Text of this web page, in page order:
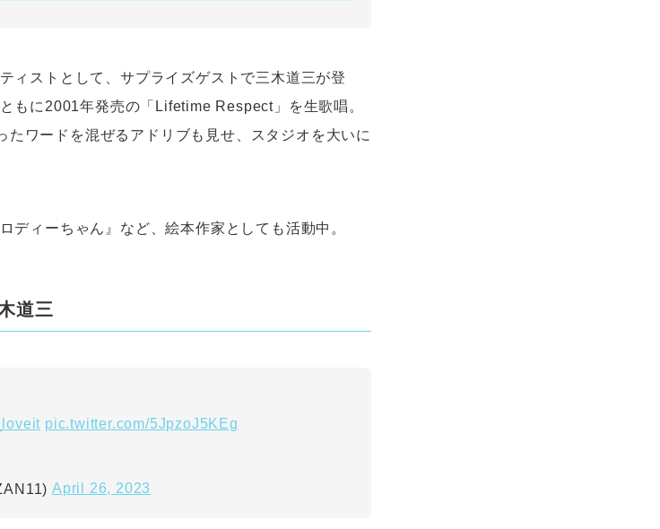
ィストとして、サプライズゲストで三木道三が登
もに2001年発売の「Lifetime Respect」を生歌唱。
たワードを混ぜるアドリブも見せ、スタジオを大いに
ディーちゃん』など、絵本作家としても活動中。
道三
pic.twitter.com/5JpzoJ5KEg
April 26, 2023